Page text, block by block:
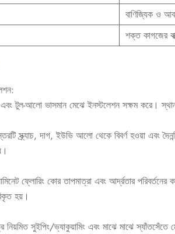
বাণিজ্যিক ও
শক্ত কাগজের
টুল-আলো ভাসমান মেঝে ইনস্টলেশন সক্ষম করে।
স্ক্র্যাচ, দাগ, ইউভি আলো থেকে বিবর্ণ হওয়া এবং
ফ্লোরিং কোর তাপমাত্রা এবং আর্দ্রতার
হয়।
নিয়মিত সুইপিং/ভ্যাকুয়ামিং এবং মাঝে মাঝে